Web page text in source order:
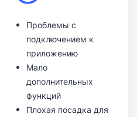
Проблемы с
подключением к
приложению
Мало
дополнительных
функций
Плохая посадка для